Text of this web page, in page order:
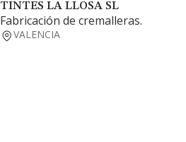
TINTES LA LLOSA SL
Fabricación de cremalleras.
VALENCIA